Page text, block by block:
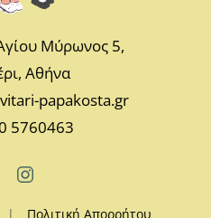
Μύρωνος 5,
Αθήνα
papakosta.gr
5760463
Πολιτική Απορρήτου